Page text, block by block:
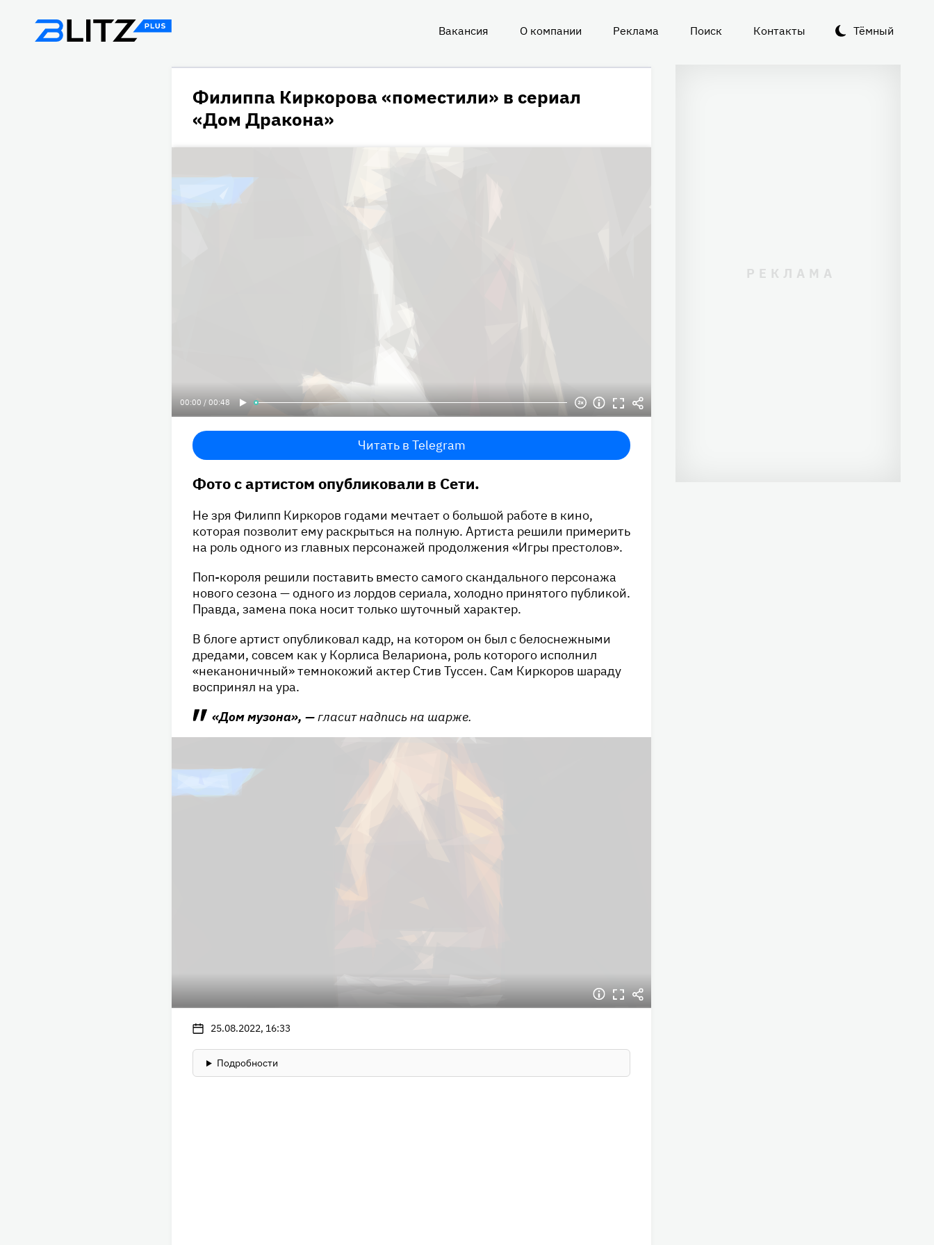
Тёмный
Вакансия О компании Реклама Поиск Контакты
Филиппа Киркорова «поместили» в сериал
«Дом Дракона»
00:00 / 00:48
Читать в Telegram
Фото с артистом опубликовали в Сети.
Не зря Филипп Киркоров годами мечтает о большой работе в кино,
которая позволит ему раскрыться на полную. Артиста решили примерить
на роль одного из главных персонажей продолжения «Игры престолов».
Поп-короля решили поставить вместо самого скандального персонажа
нового сезона — одного из лордов сериала, холодно принятого публикой.
Правда, замена пока носит только шуточный характер.
В блоге артист опубликовал кадр, на котором он был с белоснежными
дредами, совсем как у Корлиса Велариона, роль которого исполнил
«неканоничный» темнокожий актер Стив Туссен. Сам Киркоров шараду
воспринял на ура.
«Дом музона», —гласит надпись на шарже.
25.08.2022, 16:33
Подробности